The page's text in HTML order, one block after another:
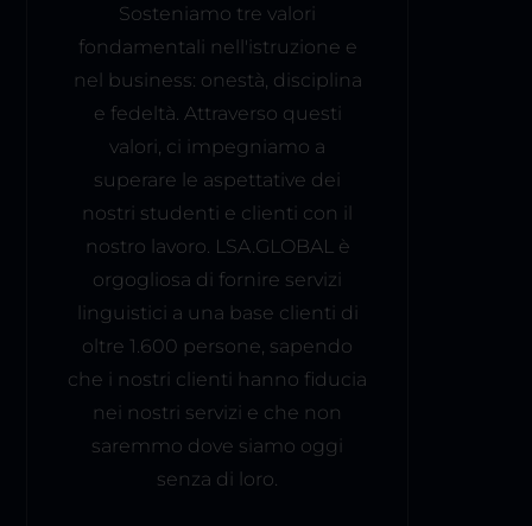
Sosteniamo tre valori
fondamentali nell'istruzione e
nel business: onestà, disciplina
e fedeltà. Attraverso questi
valori, ci impegniamo a
superare le aspettative dei
nostri studenti e clienti con il
nostro lavoro. LSA.GLOBAL è
orgogliosa di fornire servizi
linguistici a una base clienti di
oltre 1.600 persone, sapendo
che i nostri clienti hanno fiducia
nei nostri servizi e che non
saremmo dove siamo oggi
senza di loro.